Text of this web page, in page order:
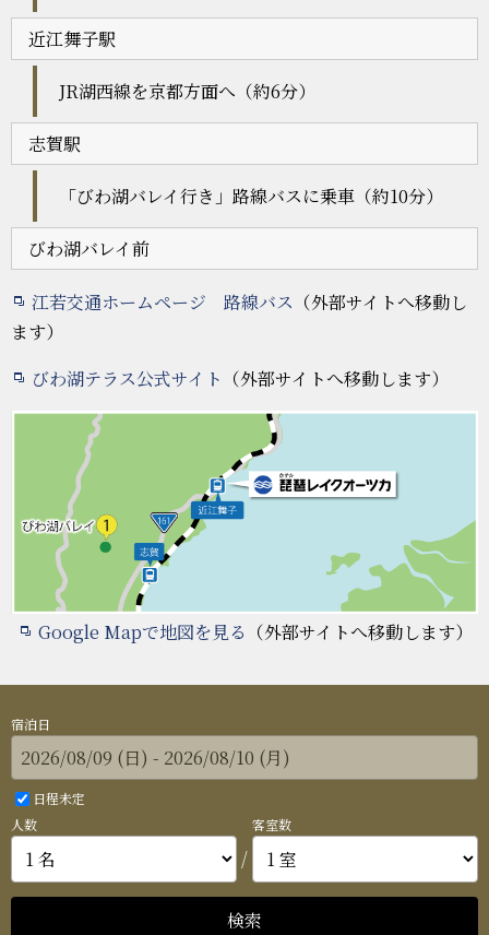
近江舞子駅
JR湖西線を京都方面へ（約6分）
志賀駅
「びわ湖バレイ行き」路線バスに乗車（約10分）
びわ湖バレイ前
江若交通ホームページ 路線バス （外部サイトへ移動し
ます）
びわ湖テラス公式サイト （外部サイトへ移動します）
Google Mapで地図を見る （外部サイトへ移動します）
宿泊日
日程未定
人数
/
客室数
検索